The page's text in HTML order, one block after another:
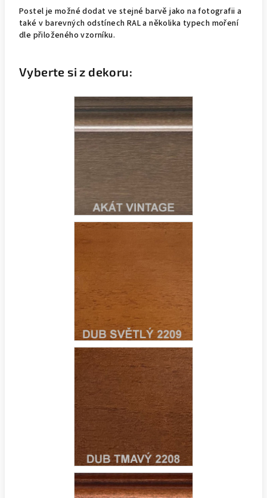
Postel je možné dodat ve stejné barvě jako na fotografii a
také v barevných odstínech RAL a několika typech moření
dle přiloženého vzorníku.
Vyberte si z dekoru: